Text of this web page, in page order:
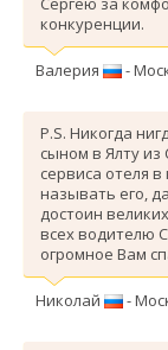
конкуренции.
Валерия -
P.S. Никогда
сыном в Ялту
сервиса отеля
называть его,
достоин
всех водителю
огромное Вам
Николай -